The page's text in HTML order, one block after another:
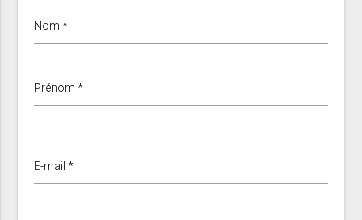
Nom *
Prénom *
E-mail *